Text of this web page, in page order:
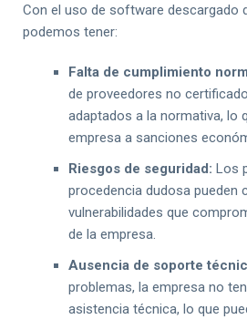
Con el uso de software descargado
podemos tener:
Falta de cumplimiento
de proveedores no
adaptados a la normativa, lo
empresa a sanciones
Riesgos de seguridad: Los
procedencia dudosa pueden
vulnerabilidades que
de la empresa.
Ausencia de soporte
problemas, la empresa no
asistencia técnica, lo que